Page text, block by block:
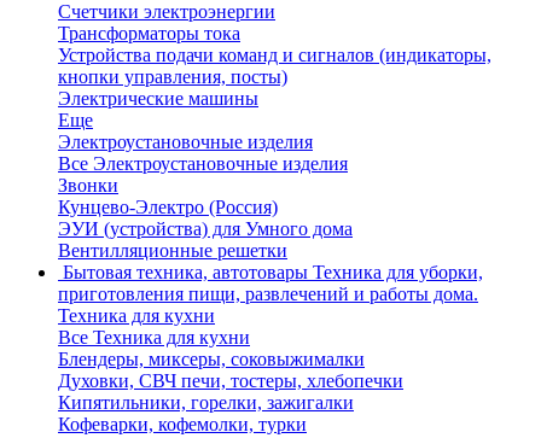
Счетчики электроэнергии
Трансформаторы тока
Устройства подачи команд и сигналов (индикаторы,
кнопки управления, посты)
Электрические машины
Еще
Электроустановочные изделия
Все Электроустановочные изделия
Звонки
Кунцево-Электро (Россия)
ЭУИ (устройства) для Умного дома
Вентилляционные решетки
Бытовая техника, автотовары Техника для уборки,
приготовления пищи, развлечений и работы дома.
Техника для кухни
Все Техника для кухни
Блендеры, миксеры, соковыжималки
Духовки, СВЧ печи, тостеры, хлебопечки
Кипятильники, горелки, зажигалки
Кофеварки, кофемолки, турки